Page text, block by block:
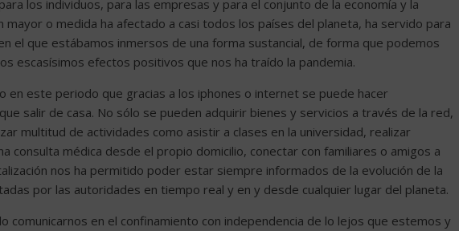
los individuos, para las empresas y para el conjunto de la economía y la
mayor o medida ha afectado a casi todos los países del planeta, ha servido para
el que estábamos inmersos de una forma sustancial, de forma que podemos
escasísimos efectos positivos que nos ha traído la pandemia.
en este periodo que gracias a los iphones o internet se puede hacer
salir de casa. No sólo se pueden adquirir bienes y servicios a través de la red,
multitud de actividades como asistir a clases en la universidad, realizar
consulta médica desde el propio domicilio, conectar con familiares o amigos a
nos ha permitido poder estar siempre informados de la evolución de la
por las autoridades en tiempo real y en y desde cualquier lugar del planeta.
comunicarnos en el confinamiento con independencia de lo lejos que estemos y